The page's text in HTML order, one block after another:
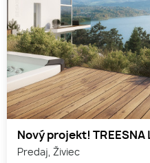
Nový projekt! TREESNA
Predaj, Živiec